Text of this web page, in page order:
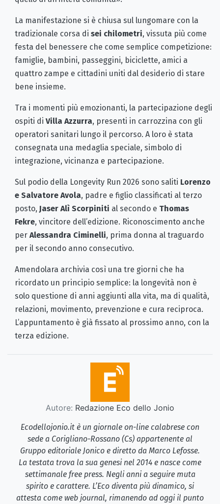
La manifestazione si è chiusa sul lungomare con la
tradizionale corsa di sei chilometri, vissuta più come
festa del benessere che come semplice competizione:
famiglie, bambini, passeggini, biciclette, amici a
quattro zampe e cittadini uniti dal desiderio di stare
bene insieme.
Tra i momenti più emozionanti, la partecipazione degli
ospiti di Villa Azzurra, presenti in carrozzina con gli
operatori sanitari lungo il percorso. A loro è stata
consegnata una medaglia speciale, simbolo di
integrazione, vicinanza e partecipazione.
Sul podio della Longevity Run 2026 sono saliti Lorenzo
e Salvatore Avola, padre e figlio classificati al terzo
posto, Jaser Alì Scorpiniti al secondo e Thomas
Fekre, vincitore dell’edizione. Riconoscimento anche
per Alessandra Ciminelli, prima donna al traguardo
per il secondo anno consecutivo.
Amendolara archivia così una tre giorni che ha
ricordato un principio semplice: la longevità non è
solo questione di anni aggiunti alla vita, ma di qualità,
relazioni, movimento, prevenzione e cura reciproca.
L’appuntamento è già fissato al prossimo anno, con la
terza edizione.
Autore: Redazione Eco dello Jonio
Ecodellojonio.it è un giornale on-line calabrese con
sede a Corigliano-Rossano (Cs) appartenente al
Gruppo editoriale Jonico e diretto da Marco Lefosse.
La testata trova la sua genesi nel 2014 e nasce come
settimanale free press. Negli anni a seguire muta
spirito e carattere. L’Eco diventa più dinamico, si
attesta come web journal, rimanendo ad oggi il punto